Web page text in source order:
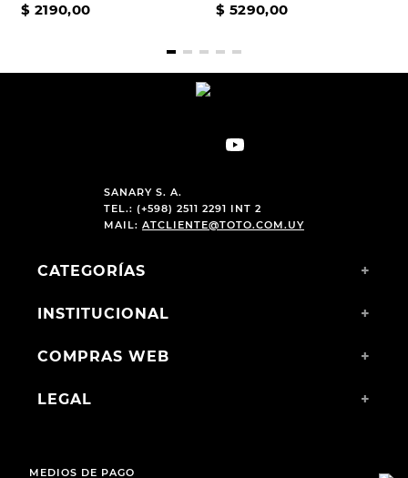
$ 2190,00 $ 5290,00
SANARY S. A.
TEL.: (+598) 2511 2291 INT 2
MAIL: ATCLIENTE@TOTO.COM.UY
CATEGORÍAS +
INSTITUCIONAL +
COMPRAS WEB +
LEGAL +
MEDIOS DE PAGO